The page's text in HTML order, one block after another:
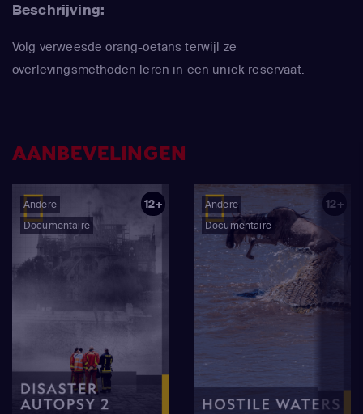
Beschrijving:
Volg verweesde orang-oetans terwijl ze
overlevingsmethoden leren in een uniek reservaat.
AANBEVELINGEN
Andere
Documentaire
12+
Andere
Documentaire
12+